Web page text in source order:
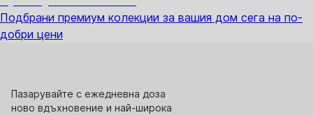
Подбрани премиум колекции за вашия дом сега на по-
добри цени
Пазарувайте с ежедневна доза
ново вдъхновение и най-широка